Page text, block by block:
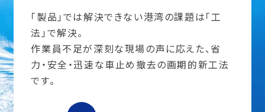
「製品」では解決できない港湾の課題は「工
法」で解決。
作業員不足が深刻な現場の声に応えた、省
力・安全・迅速な車止め撤去の画期的新工法
です。